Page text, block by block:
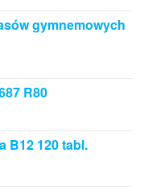
gymnemowych
R80
B12 120 tabl.